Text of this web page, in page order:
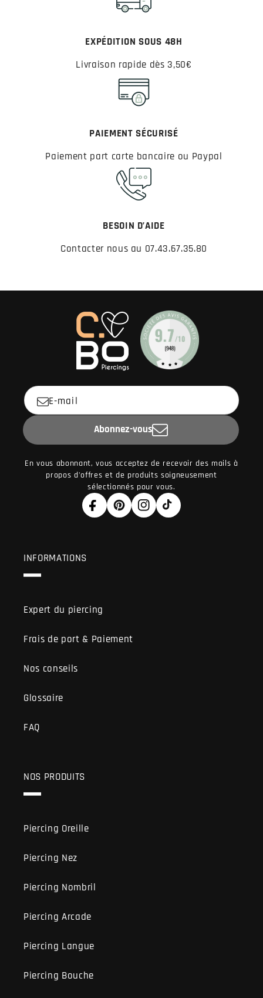
EXPÉDITION SOUS 48H
Livraison rapide dès 3,50€
PAIEMENT SÉCURISÉ
Paiement part carte bancaire ou Paypal
BESOIN D’AIDE
Contacter nous au 07.43.67.35.80
E-mail
Abonnez-vous
En vous abonnant, vous acceptez de recevoir des mails à
propos d'offres et de produits soigneusement
sélectionnés pour vous.
FacebookPinterestInstagram
TikTok
INFORMATIONS
Expert du piercing
Frais de port & Paiement
Nos conseils
Glossaire
FAQ
NOS PRODUITS
Piercing Oreille
Piercing Nez
Piercing Nombril
Piercing Arcade
Piercing Langue
Piercing Bouche